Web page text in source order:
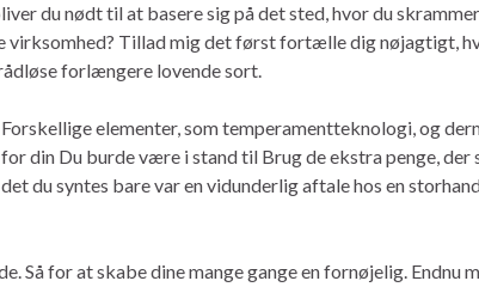
du nødt til at basere sig på det sted, hvor du
virksomhed? Tillad mig det først fortælle dig nøjagtigt,
forlængere lovende sort.
elementer, som temperamentteknologi, og
din Du burde være i stand til Brug de ekstra penge,
du syntes bare var en vidunderlig aftale hos en
Så for at skabe dine mange gange en fornøjelig.